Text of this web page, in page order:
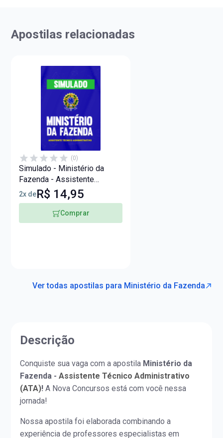
Apostilas relacionadas
(0)
Simulado - Ministério da
Fazenda - Assistente
Técnico Administrativo
2x deR$ 14,95
Comprar
Ver todas apostilas para Ministério da Fazenda
Descrição
Conquiste sua vaga com a apostila Ministério da
Fazenda -Assistente Técnico Administrativo
(ATA)! A Nova Concursos está com você nessa
jornada!
Nossa apostila foi elaborada combinando a
experiência de professores especialistas em